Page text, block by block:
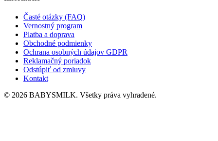
Časté otázky (FAQ)
Vernostný program
Platba a doprava
Obchodné podmienky
Ochrana osobných údajov GDPR
Reklamačný poriadok
Odstúpiť od zmluvy
Kontakt
© 2026 BABYSMILK. Všetky práva vyhradené.